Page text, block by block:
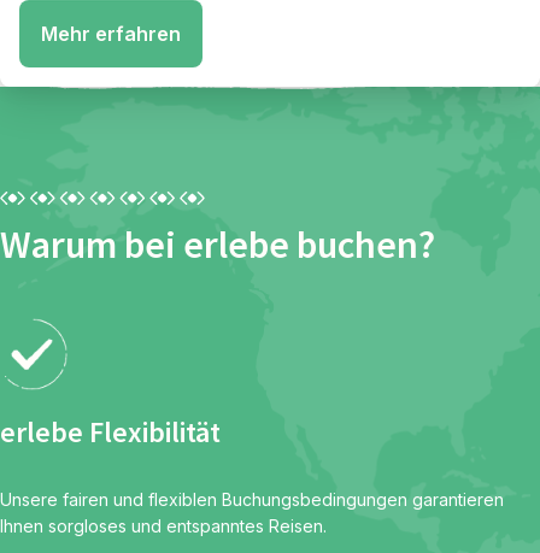
Mehr erfahren
Warum bei erlebe buchen?
erlebe Flexibilität
Unsere fairen und flexiblen Buchungsbedingungen garantieren
Ihnen sorgloses und entspanntes Reisen.